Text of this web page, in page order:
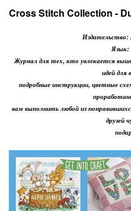
Cross Stitch Collection -
Язык:
Журнал для тех, кто увлекается
идей для
подробные инструкции, цветные
вам выполнить любой из
друзей